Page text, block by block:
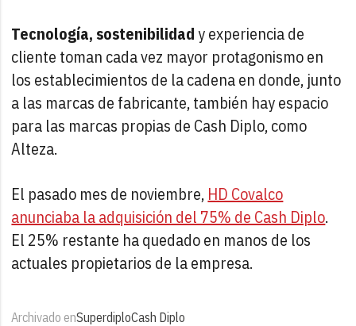
Tecnología, sostenibilidady experiencia de
cliente toman cada vez mayor protagonismo en
los establecimientos de la cadena en donde, junto
a las marcas de fabricante, también hay espacio
para las marcas propias de Cash Diplo, como
Alteza.
El pasado mes de noviembre, HD Covalco
anunciaba la adquisición del 75% de Cash Diplo.
El 25% restante ha quedado en manos de los
actuales propietarios de la empresa.
Archivado enSuperdiploCash Diplo